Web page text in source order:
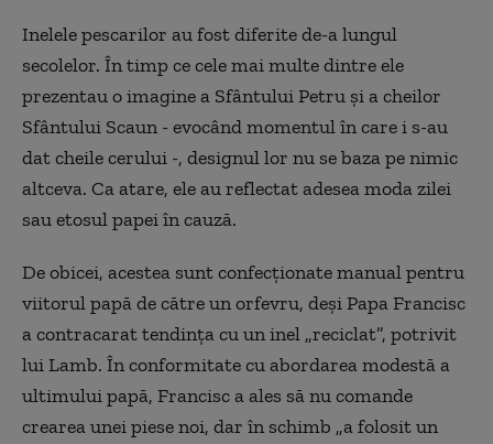
Inelele pescarilor au fost diferite de-a lungul
secolelor. În timp ce cele mai multe dintre ele
prezentau o imagine a Sfântului Petru și a cheilor
Sfântului Scaun - evocând momentul în care i s-au
dat cheile cerului -, designul lor nu se baza pe nimic
altceva. Ca atare, ele au reflectat adesea moda zilei
sau etosul papei în cauză.
De obicei, acestea sunt confecționate manual pentru
viitorul papă de către un orfevru, deși Papa Francisc
a contracarat tendința cu un inel „reciclat”, potrivit
lui Lamb. În conformitate cu abordarea modestă a
ultimului papă, Francisc a ales să nu comande
crearea unei piese noi, dar în schimb „a folosit un